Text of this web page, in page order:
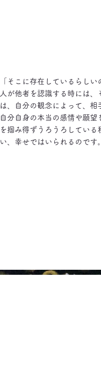
「そこに存在しているらし
人が他者を認識する時には
は、自分の観念によって、相
自分自身の本当の感情や願
を掴み得ずうろうろしてい
い、幸せではいられるのです。